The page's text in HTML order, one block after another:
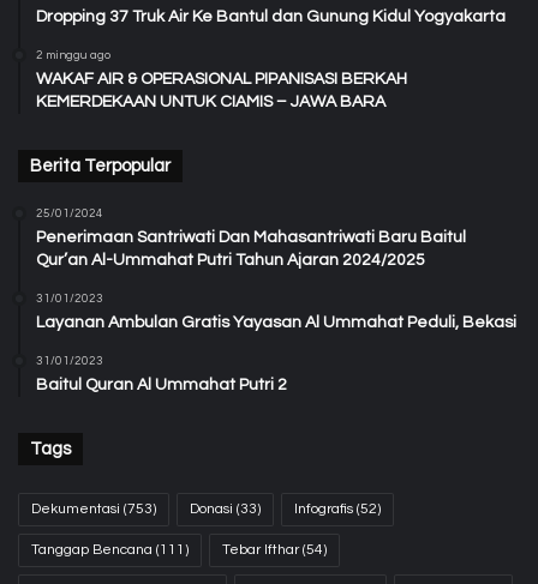
Dropping 37 Truk Air Ke Bantul dan Gunung Kidul Yogyakarta
2 minggu ago
WAKAF AIR & OPERASIONAL PIPANISASI BERKAH
KEMERDEKAAN UNTUK CIAMIS – JAWA BARA
Berita Terpopular
25/01/2024
Penerimaan Santriwati Dan Mahasantriwati Baru Baitul
Qur’an Al-Ummahat Putri Tahun Ajaran 2024/2025
31/01/2023
Layanan Ambulan Gratis Yayasan Al Ummahat Peduli, Bekasi
31/01/2023
Baitul Quran Al Ummahat Putri 2
Tags
Dekumentasi (753) Donasi (33) Infografis (52)
Tanggap Bencana (111) Tebar Ifthar(54)